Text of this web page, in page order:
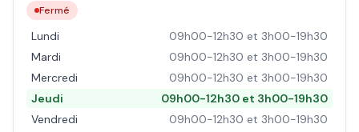
Fermé
Lundi
09h00-12h30 et 3h00-19h30
Mardi
09h00-12h30 et 3h00-19h30
Mercredi
09h00-12h30 et 3h00-19h30
Jeudi
09h00-12h30 et 3h00-19h30
Vendredi
09h00-12h30 et 3h00-19h30